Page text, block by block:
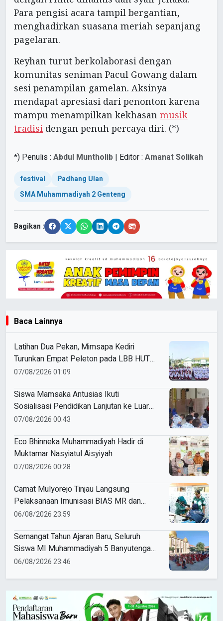
Para pengisi acara tampil bergantian,
menghadirkan suasana meriah sepanjang
pagelaran.
Reyhan turut berkolaborasi dengan
komunitas seniman Pacul Gowang dalam
sesi penampilan gamelan. Aksinya
mendapat apresiasi dari penonton karena
mampu menampilkan kekhasan musik
tradisi dengan penuh percaya diri. (*)
*) Penulis : Abdul Muntholib | Editor : Amanat Solikah
festival
Padhang Ulan
SMA Muhammadiyah 2 Genteng
Bagikan :
Baca Lainnya
Latihan Dua Pekan, Mimsapa Kediri
Turunkan Empat Peleton pada LBB HUT
Ke-81 RI Kecamatan Pare
07/08/2026 01:09
Siswa Mamsaka Antusias Ikuti
Sosialisasi Pendidikan Lanjutan ke Luar
Negeri
07/08/2026 00:43
Eco Bhinneka Muhammadiyah Hadir di
Muktamar Nasyiatul Aisyiyah
07/08/2026 00:28
Camat Mulyorejo Tinjau Langsung
Pelaksanaan Imunisasi BIAS MR dan
HPV di SD Muhammadiyah 18 Surabaya
06/08/2026 23:59
Semangat Tahun Ajaran Baru, Seluruh
Siswa MI Muhammadiyah 5 Banyutengah
Ikuti Latihan Tapak Suci Perdana
06/08/2026 23:46